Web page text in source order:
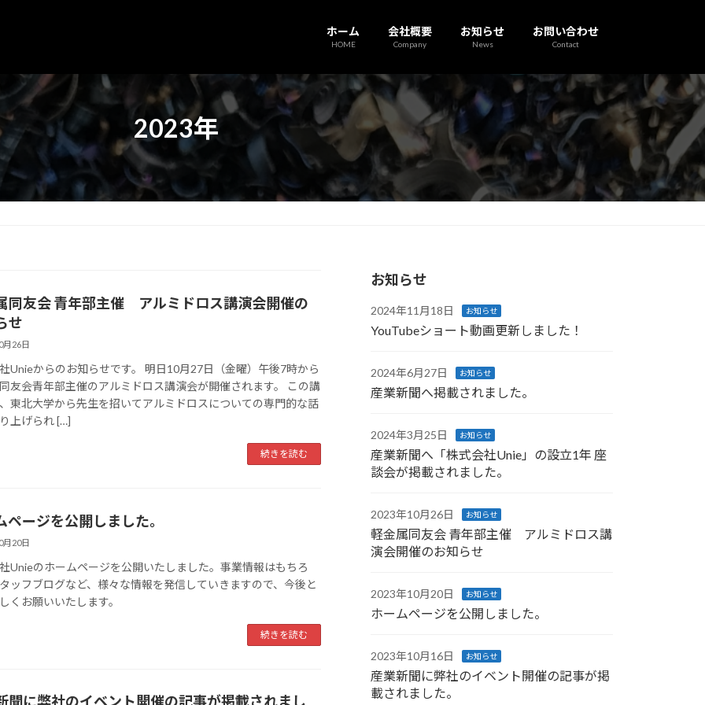
ホーム
HOME
会社概要
Company
お知らせ
News
お問い合わせ
Contact
2023年
同友会 青年部主催 アルミドロス講演会開催の
せ
月26日
Unieからのお知らせです。 明日10月27日（金曜）午後7時から
友会青年部主催のアルミドロス講演会が開催されます。 この講
東北大学から先生を招いてアルミドロスについての専門的な話
上げられ […]
続きを読む
ページを公開しました。
月20日
Unieのホームページを公開いたしました。事業情報はもちろ
ッフブログなど、様々な情報を発信していきますので、今後と
くお願いいたします。
続きを読む
聞に弊社のイベント開催の記事が掲載されまし
お知らせ
2024年11月18日 お知らせ
YouTubeショート動画更新しました！
2024年6月27日 お知らせ
産業新聞へ掲載されました。
2024年3月25日 お知らせ
産業新聞へ「株式会社Unie」の設立1年 座
談会が掲載されました。
2023年10月26日 お知らせ
軽金属同友会 青年部主催 アルミドロス講
演会開催のお知らせ
2023年10月20日 お知らせ
ホームページを公開しました。
2023年10月16日 お知らせ
産業新聞に弊社のイベント開催の記事が掲
載されました。